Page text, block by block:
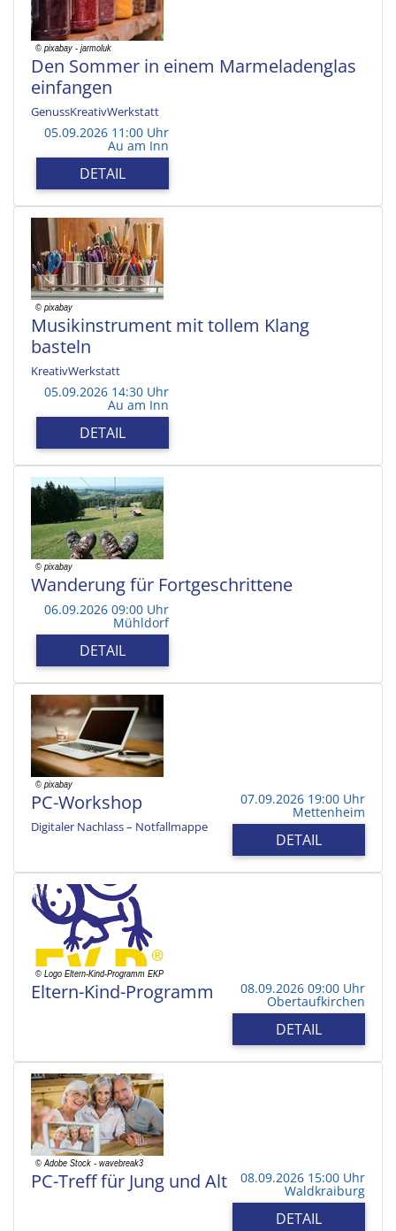
Den Sommer in einem Marmeladenglas
einfangen
GenussKreativWerkstatt
05.09.2026 11:00 Uhr
Au am Inn
DETAIL
Musikinstrument mit tollem Klang
basteln
KreativWerkstatt
05.09.2026 14:30 Uhr
Au am Inn
DETAIL
Wanderung für Fortgeschrittene
06.09.2026 09:00 Uhr
Mühldorf
DETAIL
PC-Workshop
Digitaler Nachlass – Notfallmappe
07.09.2026 19:00 Uhr
Mettenheim
DETAIL
Eltern-Kind-Programm 08.09.2026 09:00 Uhr
Obertaufkirchen
DETAIL
PC-Treff für Jung und Alt 08.09.2026 15:00 Uhr
Waldkraiburg
DETAIL